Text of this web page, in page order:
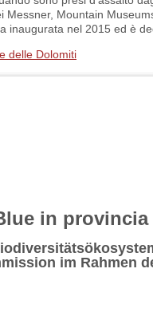
Mountain
nel 2015 ed è
delle Dolomiti
in
im Rahmen